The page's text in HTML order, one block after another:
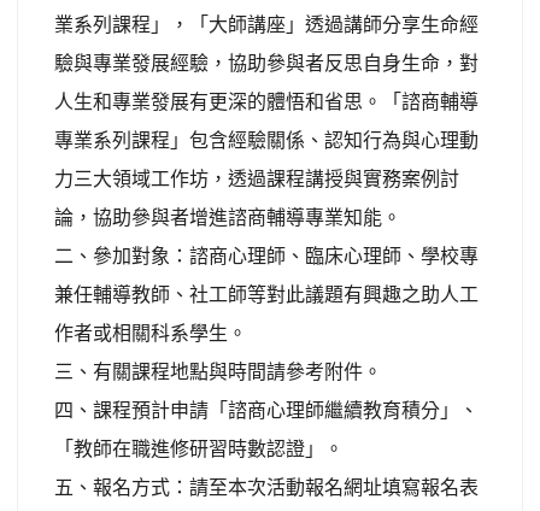
業系列課程」，「大師講座」透過講師分享生命經
驗與專業發展經驗，協助參與者反思自身生命，對
人生和專業發展有更深的體悟和省思。「諮商輔導
專業系列課程」包含經驗關係、認知行為與心理動
力三大領域工作坊，透過課程講授與實務案例討
論，協助參與者增進諮商輔導專業知能。
二、參加對象：諮商心理師、臨床心理師、學校專
兼任輔導教師、社工師等對此議題有興趣之助人工
作者或相關科系學生。
三、有關課程地點與時間請參考附件。
四、課程預計申請「諮商心理師繼續教育積分」、
「教師在職進修研習時數認證」。
五、報名方式：請至本次活動報名網址填寫報名表